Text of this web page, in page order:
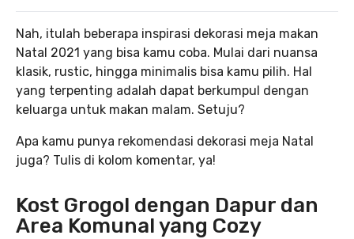
Nah, itulah beberapa inspirasi dekorasi meja makan
Natal 2021 yang bisa kamu coba. Mulai dari nuansa
klasik, rustic, hingga minimalis bisa kamu pilih. Hal
yang terpenting adalah dapat berkumpul dengan
keluarga untuk makan malam. Setuju?
Apa kamu punya rekomendasi dekorasi meja Natal
juga? Tulis di kolom komentar, ya!
Kost Grogol dengan Dapur dan
Area Komunal yang Cozy